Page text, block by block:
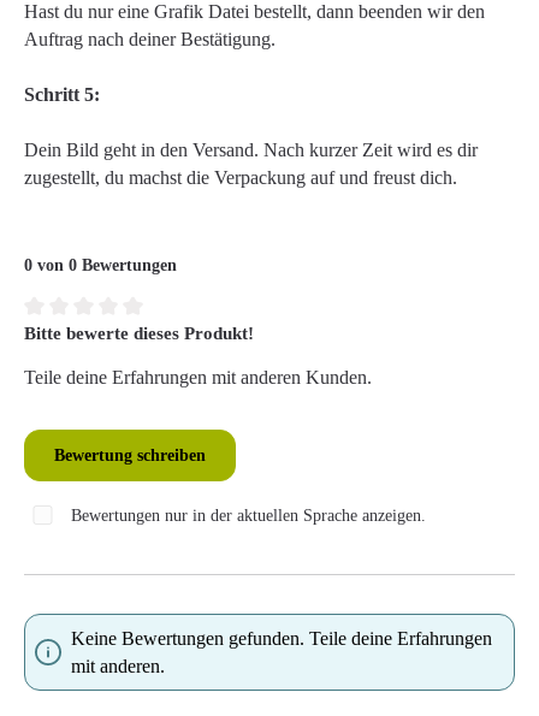
Hast du nur eine Grafik Datei bestellt, dann beenden wir den
Auftrag nach deiner Bestätigung.
Schritt 5:
Dein Bild geht in den Versand. Nach kurzer Zeit wird es dir
zugestellt, du machst die Verpackung auf und freust dich.
0 von 0 Bewertungen
Durchschnittliche Bewertung von 0 von 5 Sternen
Bitte bewerte dieses Produkt!
Teile deine Erfahrungen mit anderen Kunden.
Bewertung schreiben
Bewertungen nur in der aktuellen Sprache anzeigen.
Keine Bewertungen gefunden. Teile deine Erfahrungen
mit anderen.